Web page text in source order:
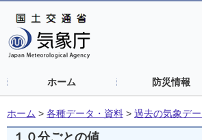
ホーム 防災情報
ホーム > 各種データ・資料 > 過去の気象デ
１０分ごとの値